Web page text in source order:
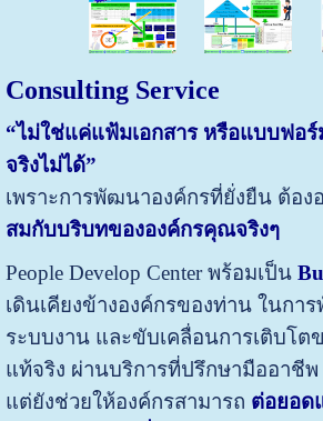
Consulting Service
“ไม่ใช่แค่แฟ้มเอกสาร หรือแบบฟอ
จริงไม่ได้”
เพราะการพัฒนาองค์กรที่ยั่งยืน ต้อง
สมกับบริบทขององค์กรคุณจริงๆ
People Develop Center พร้อมเป็น
เดินเคียงข้างองค์กรของท่าน ในก
ระบบงาน และขับเคลื่อนการเติบโต
แท้จริง ผ่านบริการที่ปรึกษามืออาชี
แต่ยังช่วยให้องค์กรสามารถ ต่อยอด